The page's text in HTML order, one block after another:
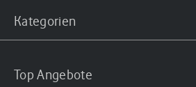
Kategorien
Top Angebote